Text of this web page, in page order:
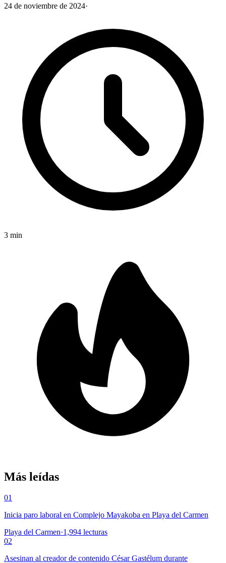
24 de noviembre de 2024·
3 min
Más leídas
01
Inicia paro laboral en Complejo Mayakoba en Playa del Carmen
Playa del Carmen·1,994 lecturas
02
Asesinan al creador de contenido César Gastélum durante